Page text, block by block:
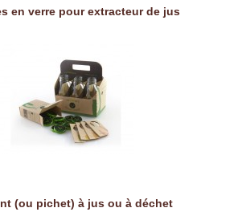
en verre pour extracteur de jus
(ou pichet) à jus ou à déchet